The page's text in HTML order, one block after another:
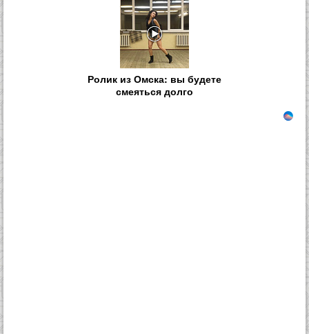
Ролик из Омска: вы будете
смеяться долго